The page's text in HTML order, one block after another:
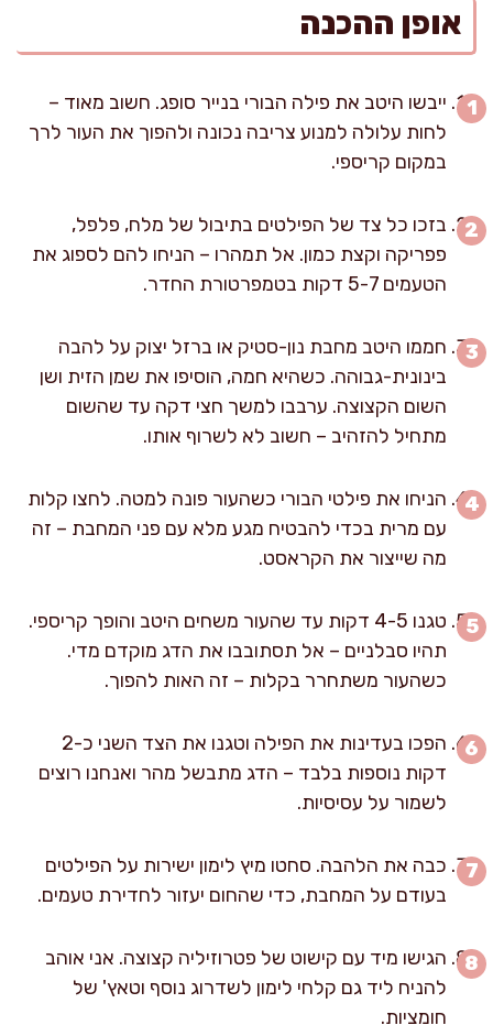
אופן ההכנה
ייבשו היטב את פילה הבורי בנייר סופג. חשוב מאוד –
לחות עלולה למנוע צריבה נכונה ולהפוך את העור לרך
במקום קריספי.
בזכו כל צד של הפילטים בתיבול של מלח, פלפל,
פפריקה וקצת כמון. אל תמהרו – הניחו להם לספוג את
הטעמים 5-7 דקות בטמפרטורת החדר.
חממו היטב מחבת נון-סטיק או ברזל יצוק על להבה
בינונית-גבוהה. כשהיא חמה, הוסיפו את שמן הזית ושן
השום הקצוצה. ערבבו למשך חצי דקה עד שהשום
מתחיל להזהיב – חשוב לא לשרוף אותו.
הניחו את פילטי הבורי כשהעור פונה למטה. לחצו קלות
עם מרית בכדי להבטיח מגע מלא עם פני המחבת – זה
מה שייצור את הקראסט.
טגנו 4-5 דקות עד שהעור משחים היטב והופך קריספי.
תהיו סבלניים – אל תסתובבו את הדג מוקדם מדי.
כשהעור משתחרר בקלות – זה האות להפוך.
הפכו בעדינות את הפילה וטגנו את הצד השני כ-2
דקות נוספות בלבד – הדג מתבשל מהר ואנחנו רוצים
לשמור על עסיסיות.
כבה את הלהבה. סחטו מיץ לימון ישירות על הפילטים
בעודם על המחבת, כדי שהחום יעזור לחדירת טעמים.
הגישו מיד עם קישוט של פטרוזיליה קצוצה. אני אוהב
להניח ליד גם קלחי לימון לשדרוג נוסף וטאץ' של
חומציות.